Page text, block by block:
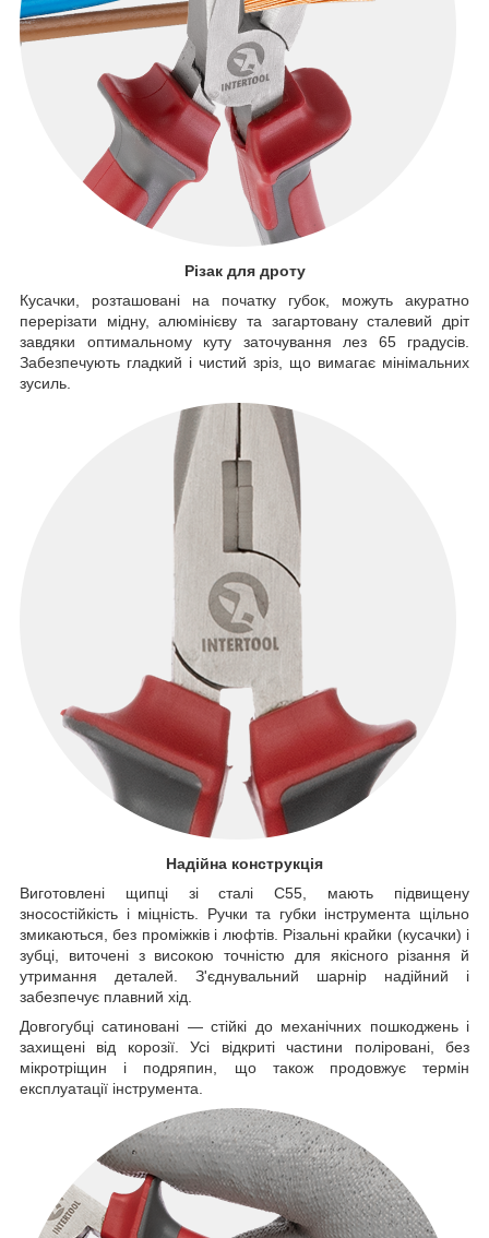
Різак для дроту
Кусачки, розташовані на початку губок, можуть акуратно
перерізати мідну, алюмінієву та загартовану сталевий дріт
завдяки оптимальному куту заточування лез 65 градусів.
Забезпечують гладкий і чистий зріз, що вимагає мінімальних
зусиль.
Надійна конструкція
Виготовлені щипці зі сталі С55, мають підвищену
зносостійкість і міцність. Ручки та губки інструмента щільно
змикаються, без проміжків і люфтів. Різальні крайки (кусачки) і
зубці, виточені з високою точністю для якісного різання й
утримання деталей. З'єднувальний шарнір надійний і
забезпечує плавний хід.
Довгогубці сатиновані — стійкі до механічних пошкоджень і
захищені від корозії. Усі відкриті частини поліровані, без
мікротріщин і подряпин, що також продовжує термін
експлуатації інструмента.